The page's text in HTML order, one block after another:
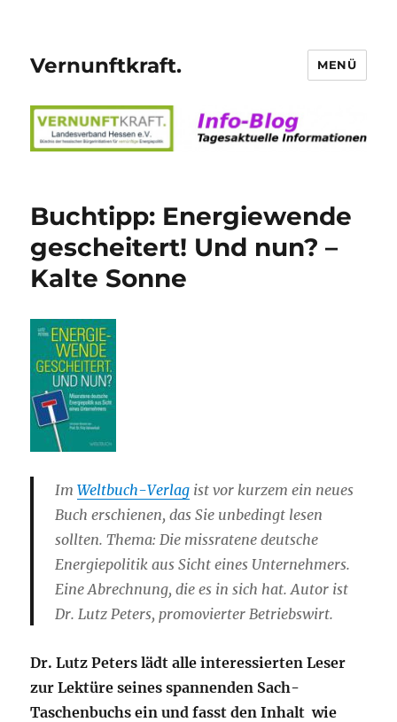
Vernunftkraft. MENÜ
Buchtipp: Energiewende
gescheitert! Und nun? –
Kalte Sonne
ImWeltbuch-Verlag ist vor kurzem ein neues
Buch erschienen, das Sie unbedingt lesen
sollten. Thema: Die missratene deutsche
Energiepolitik aus Sicht eines Unternehmers.
Eine Abrechnung, die es in sich hat. Autor ist
Dr. Lutz Peters, promovierter Betriebswirt.
Dr. Lutz Peters lädt alle interessierten Leser
zur Lektüre seines spannenden Sach-
Taschenbuchs ein und fasst den Inhalt wie